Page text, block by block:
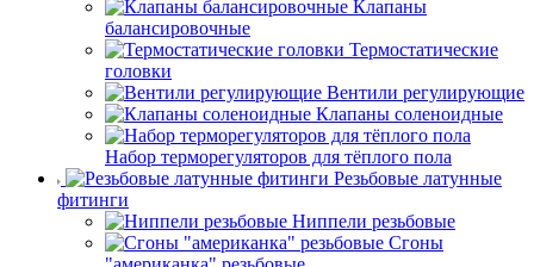
Клапаны
балансировочные
Термостатические
головки
Вентили регулирующие
Клапаны соленоидные
Набор терморегуляторов для тёплого пола
Резьбовые латунные
фитинги
Ниппели резьбовые
Сгоны